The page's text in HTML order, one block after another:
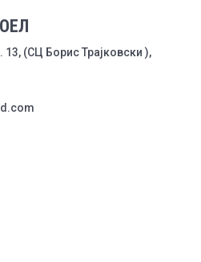
(СЦ Борис Трајковски ),